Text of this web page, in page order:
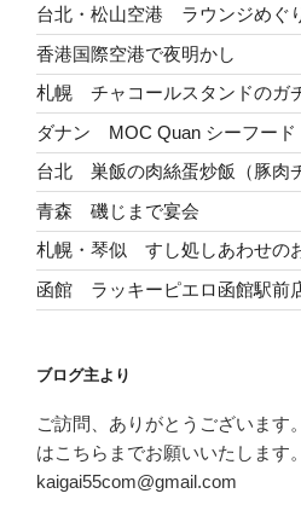
台北・松山空港 ラウンジめぐ
香港国際空港で夜明かし
札幌 チャコールスタンドのガ
ダナン MOC Quan シーフード
台北 巣飯の肉絲蛋炒飯（豚肉
青森 磯じまで宴会
札幌・琴似 すし処しあわせの
函館 ラッキーピエロ函館駅前
ブログ主より
ご訪問、ありがとうございます
はこちらまでお願いいたします。
kaigai55com@gmail.com